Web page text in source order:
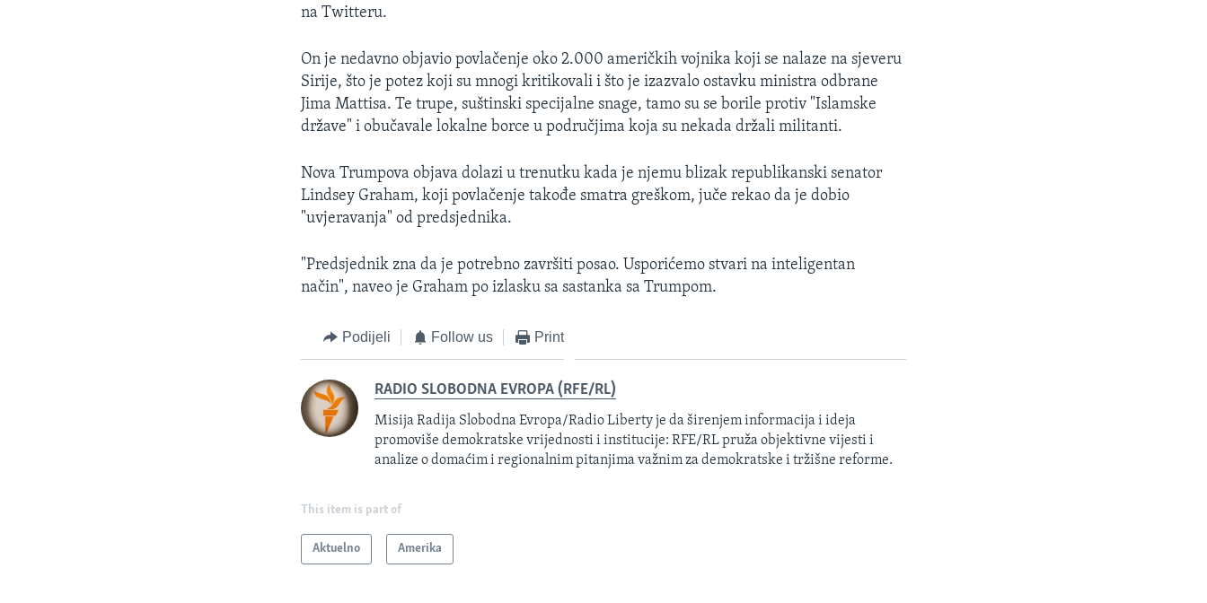
na Twitteru.
On je nedavno objavio povlačenje oko 2.000 američkih vojnika koji se nalaze na sjeveru
Sirije, što je potez koji su mnogi kritikovali i što je izazvalo ostavku ministra odbrane
Jima Mattisa. Te trupe, suštinski specijalne snage, tamo su se borile protiv "Islamske
države" i obučavale lokalne borce u područjima koja su nekada držali militanti.
Nova Trumpova objava dolazi u trenutku kada je njemu blizak republikanski senator
Lindsey Graham, koji povlačenje takođe smatra greškom, juče rekao da je dobio
"uvjeravanja" od predsjednika.
"Predsjednik zna da je potrebno završiti posao. Usporićemo stvari na inteligentan
način", naveo je Graham po izlasku sa sastanka sa Trumpom.
Podijeli Follow us Print
RADIO SLOBODNA EVROPA (RFE/RL)
Misija Radija Slobodna Evropa/Radio Liberty je da širenjem informacija i ideja
promoviše demokratske vrijednosti i institucije: RFE/RL pruža objektivne vijesti i
analize o domaćim i regionalnim pitanjima važnim za demokratske i tržišne reforme.
This item is part of
Aktuelno Amerika